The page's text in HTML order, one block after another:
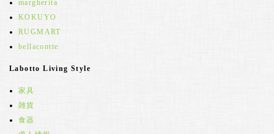
margherita
KOKUYO
RUGMART
bellacontte
Labotto Living Style
家具
雑貨
食器